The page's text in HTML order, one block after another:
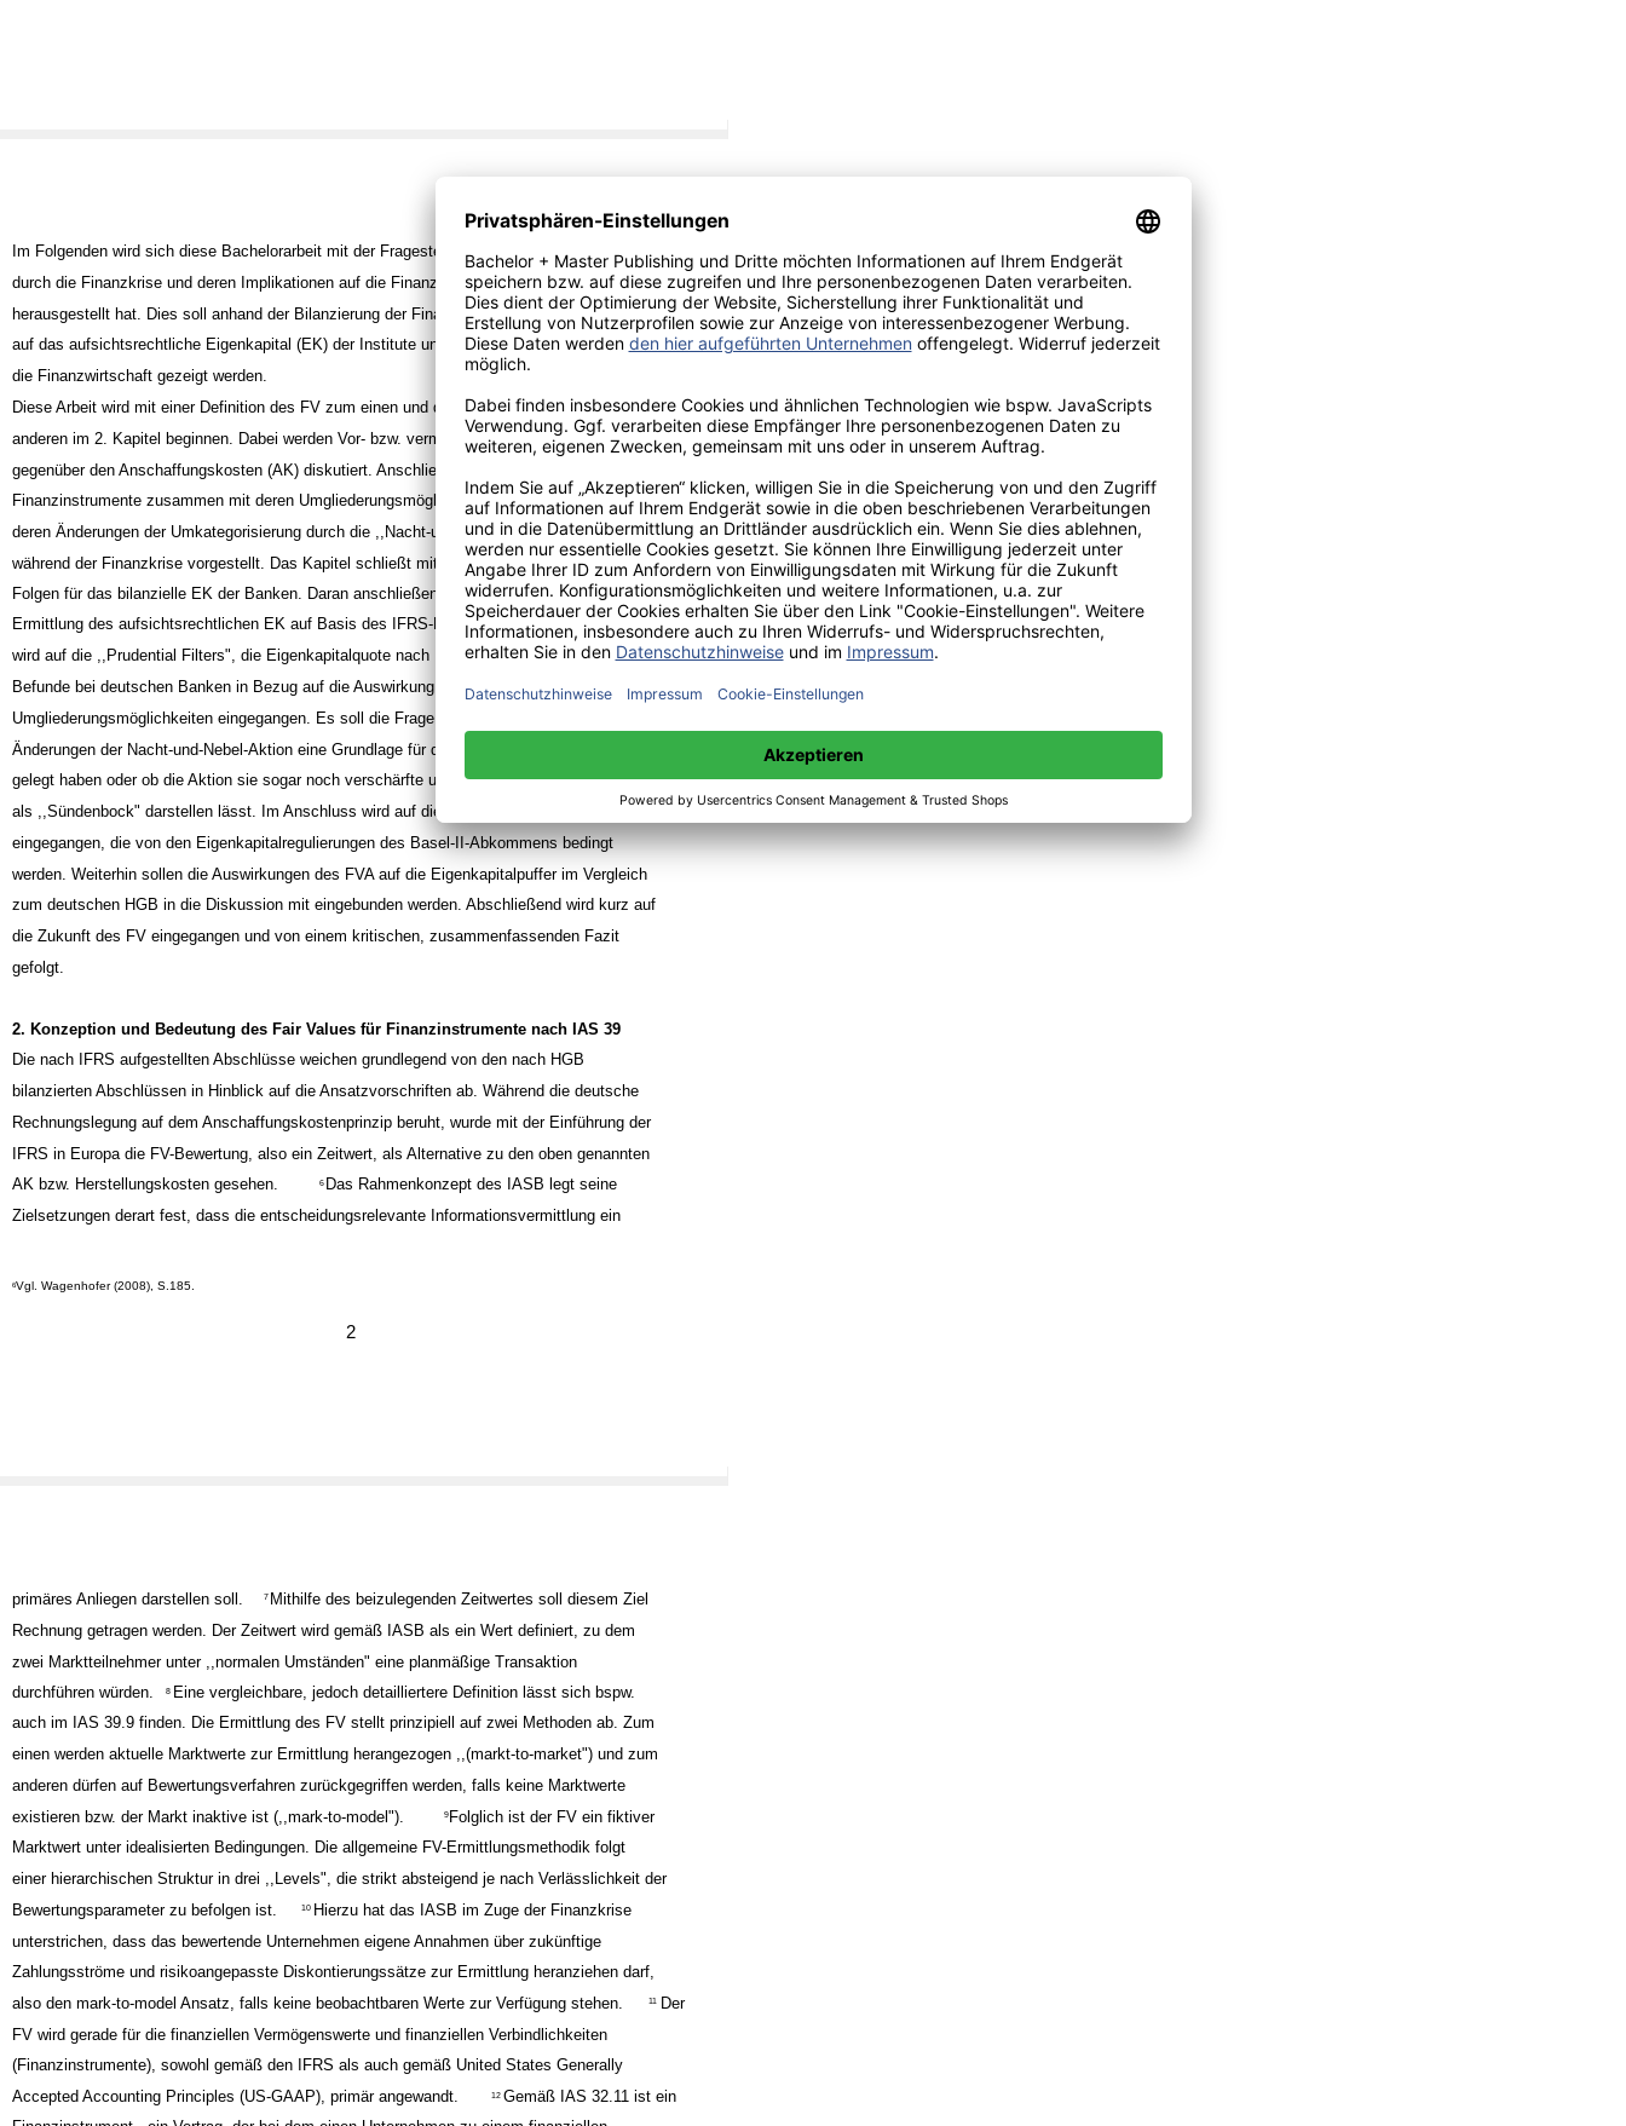
2
Im Folgenden wird sich diese Bachelorarbeit mit der Fragestellung befassen, ob sich das FVA
durch die Finanzkrise und deren Implikationen auf die Finanzinstitute als ,,nicht tauglich"
herausgestellt hat. Dies soll anhand der Bilanzierung der Finanzinstrumente, deren Einfluss
auf das aufsichtsrechtliche Eigenkapital (EK) der Institute und wiederum deren Einfluss auf
die Finanzwirtschaft gezeigt werden.
Diese Arbeit wird mit einer Definition des FV zum einen und der Finanzinstrumenten zum
anderen im 2. Kapitel beginnen. Dabei werden Vor- bzw. vermeintliche Nachteile des FV
gegenüber den Anschaffungskosten (AK) diskutiert. Anschließend wird die Bewertung der
Finanzinstrumente zusammen mit deren Umgliederungsmöglichkeiten vor der Krise und
deren Änderungen der Umkategorisierung durch die ,,Nacht-und-Nebel-Aktion" des IASB
während der Finanzkrise vorgestellt. Das Kapitel schließt mit den daraus resultierenden
Folgen für das bilanzielle EK der Banken. Daran anschließend stellt das 3. Kapitel die
Ermittlung des aufsichtsrechtlichen EK auf Basis des IFRS-Konzernabschlusses dar. Hier
wird auf die ,,Prudential Filters", die Eigenkapitalquote nach Basel II und die empirischen
Befunde bei deutschen Banken in Bezug auf die Auswirkung der geänderten
Umgliederungsmöglichkeiten eingegangen. Es soll die Frage beantwortet werden, ob die
Änderungen der Nacht-und-Nebel-Aktion eine Grundlage für die Beseitigung der Finanzkrise
gelegt haben oder ob die Aktion sie sogar noch verschärfte und ob sich das FVA tatsächlich
als ,,Sündenbock" darstellen lässt. Im Anschluss wird auf die Prozyklizität des Finanzsystems
eingegangen, die von den Eigenkapitalregulierungen des Basel-II-Abkommens bedingt
werden. Weiterhin sollen die Auswirkungen des FVA auf die Eigenkapitalpuffer im Vergleich
zum deutschen HGB in die Diskussion mit eingebunden werden. Abschließend wird kurz auf
die Zukunft des FV eingegangen und von einem kritischen, zusammenfassenden Fazit
gefolgt.
2. Konzeption und Bedeutung des Fair Values für Finanzinstrumente nach IAS 39
Die nach IFRS aufgestellten Abschlüsse weichen grundlegend von den nach HGB
bilanzierten Abschlüssen in Hinblick auf die Ansatzvorschriften ab. Während die deutsche
Rechnungslegung auf dem Anschaffungskostenprinzip beruht, wurde mit der Einführung der
IFRS in Europa die FV-Bewertung, also ein Zeitwert, als Alternative zu den oben genannten
AK bzw. Herstellungskosten gesehen.
6 Das Rahmenkonzept des IASB legt seine
Zielsetzungen derart fest, dass die entscheidungsrelevante Informationsvermittlung ein
6Vgl. Wagenhofer (2008), S.185.
primäres Anliegen darstellen soll. 7 Mithilfe des beizulegenden Zeitwertes soll diesem Ziel
Rechnung getragen werden. Der Zeitwert wird gemäß IASB als ein Wert definiert, zu dem
zwei Marktteilnehmer unter ,,normalen Umständen" eine planmäßige Transaktion
durchführen würden.
8 Eine vergleichbare, jedoch detailliertere Definition lässt sich bspw.
auch im IAS 39.9 finden. Die Ermittlung des FV stellt prinzipiell auf zwei Methoden ab. Zum
einen werden aktuelle Marktwerte zur Ermittlung herangezogen ,,(markt-to-market") und zum
anderen dürfen auf Bewertungsverfahren zurückgegriffen werden, falls keine Marktwerte
existieren bzw. der Markt inaktive ist (,,mark-to-model").
9 Folglich ist der FV ein fiktiver
Marktwert unter idealisierten Bedingungen. Die allgemeine FV-Ermittlungsmethodik folgt
einer hierarchischen Struktur in drei ,,Levels", die strikt absteigend je nach Verlässlichkeit der
Bewertungsparameter zu befolgen ist.
10 Hierzu hat das IASB im Zuge der Finanzkrise
unterstrichen, dass das bewertende Unternehmen eigene Annahmen über zukünftige
Zahlungsströme und risikoangepasste Diskontierungssätze zur Ermittlung heranziehen darf,
also den mark-to-model Ansatz, falls keine beobachtbaren Werte zur Verfügung stehen.
11 Der
FV wird gerade für die finanziellen Vermögenswerte und finanziellen Verbindlichkeiten
(Finanzinstrumente), sowohl gemäß den IFRS als auch gemäß United States Generally
Accepted Accounting Principles (US-GAAP), primär angewandt.
12 Gemäß IAS 32.11 ist ein